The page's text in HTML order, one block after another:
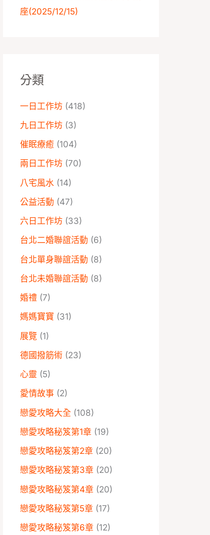
座️(2025/12/15)
分類
一日工作坊 (418)
九日工作坊 (3)
催眠療癒 (104)
兩日工作坊 (70)
八宅風水 (14)
公益活動 (47)
六日工作坊 (33)
台北二婚聯誼活動 (6)
台北單身聯誼活動 (8)
台北未婚聯誼活動 (8)
婚禮 (7)
媽媽寶寶 (31)
展覽 (1)
德國撥筋術 (23)
心靈 (5)
愛情故事 (2)
戀愛攻略大全 (108)
戀愛攻略秘笈第1章 (19)
戀愛攻略秘笈第2章 (20)
戀愛攻略秘笈第3章 (20)
戀愛攻略秘笈第4章 (20)
戀愛攻略秘笈第5章 (17)
戀愛攻略秘笈第6章 (12)